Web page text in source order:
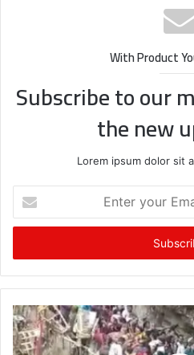
With Product
Subscribe to our
the new
Lorem ipsum dolor sit
your
Email